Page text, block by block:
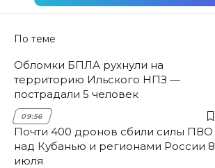
По теме
Обломки БПЛА рухнули на
территорию Ильского НПЗ —
пострадали 5 человек
09:56
Почти 400 дронов сбили силы ПВО
над Кубанью и регионами России 8
июля